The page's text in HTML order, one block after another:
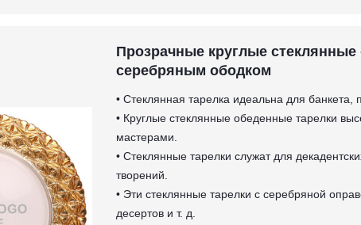
Прозрачные круглые
серебряным ободком
• Стеклянная тарелка идеальна для банкета,
• Круглые стеклянные обеденные тарелки
мастерами.
• Стеклянные тарелки служат для
творений.
• Эти стеклянные тарелки с серебряной
десертов и т. д.